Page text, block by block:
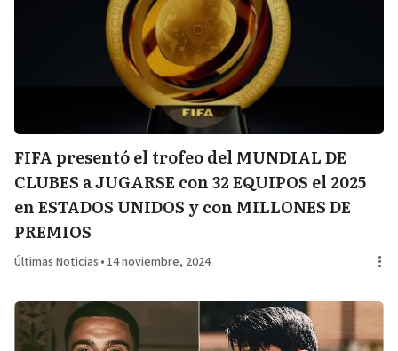
FIFA presentó el trofeo del MUNDIAL DE
CLUBES a JUGARSE con 32 EQUIPOS el 2025
en ESTADOS UNIDOS y con MILLONES DE
PREMIOS
Últimas Noticias • 14 noviembre, 2024